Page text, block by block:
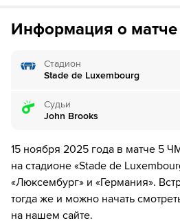
12´ Удар от ворот произведет
12´ Судья сигнализирует, что
Люксембург поставил
Информация о матче
Стадион
Stade de Luxembourg
Судьи
John Brooks
15 ноября 2025 года в матче 5
на стадионе «Stade de
«Люксембург» и «Германия».
тогда же и можно начать
на нашем сайте.